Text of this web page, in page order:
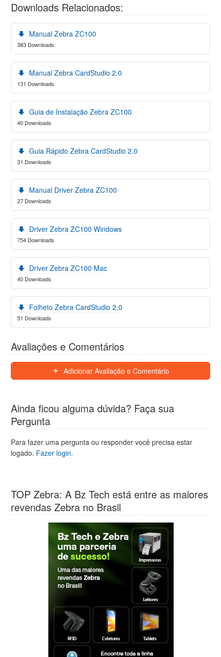
Downloads Relacionados:
Manual Zebra ZC100
383 Downloads
Manual Zebra CardStudio 2.0
131 Downloads
Guia de Instalação Zebra ZC100
40 Downloads
Guia Rápido Zebra CardStudio 2.0
31 Downloads
Manual Driver Zebra ZC100
27 Downloads
Driver Zebra ZC100 Windows
754 Downloads
Driver Zebra ZC100 Mac
40 Downloads
Folheto Zebra CardStudio 2.0
51 Downloads
Avaliações e Comentários
Adicionar Avaliação e Comentário
Ainda ficou alguma dúvida? Faça sua
Pergunta
Para fazer uma pergunta ou responder você precisa estar
logado. Fazer login.
TOP Zebra: A Bz Tech está entre as maiores
revendas Zebra no Brasil